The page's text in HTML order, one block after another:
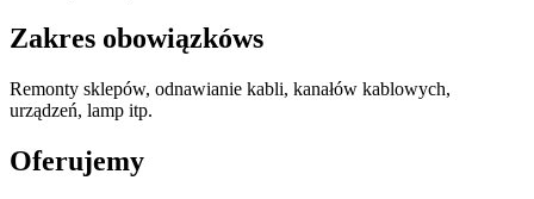
Zakres obowiązkóws
Remonty sklepów, odnawianie kabli, kanałów kablowych,
urządzeń, lamp itp.
Oferujemy